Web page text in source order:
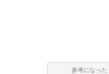
参考になった